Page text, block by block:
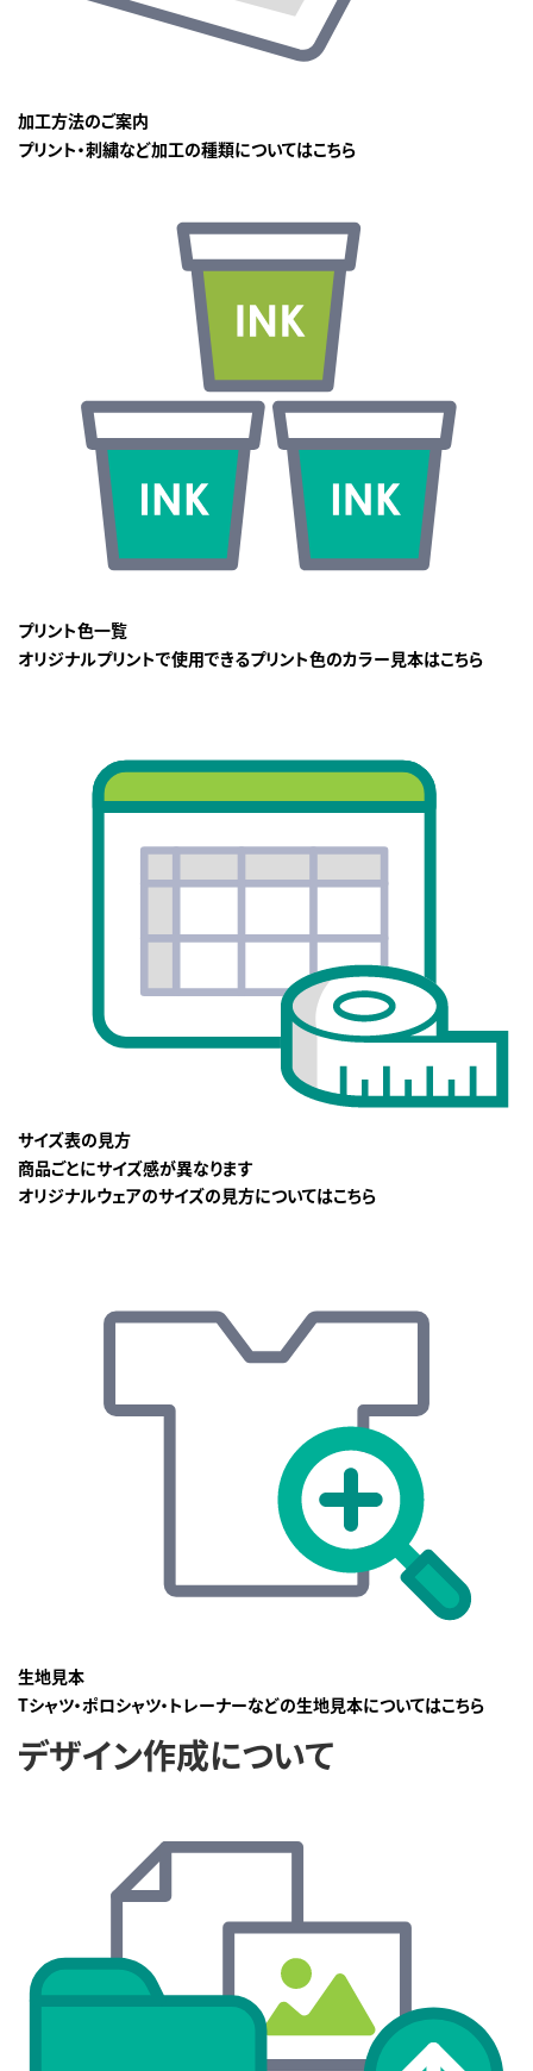
加工方法のご案内
プリント・刺繍など加工の種類についてはこちら
プリント色一覧
オリジナルプリントで使用できるプリント色のカラー見本はこちら
サイズ表の見方
商品ごとにサイズ感が異なります
オリジナルウェアのサイズの見方についてはこちら
生地見本
Tシャツ・ポロシャツ・トレーナーなどの生地見本についてはこちら
デザイン作成について